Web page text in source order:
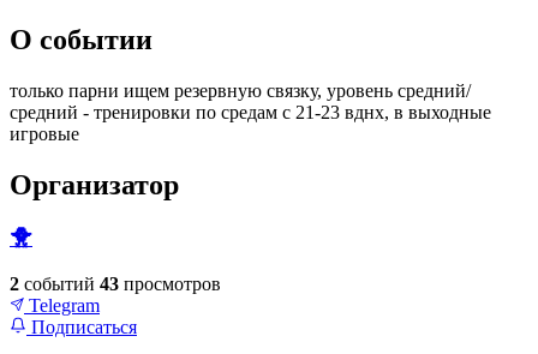
О событии
только парни ищем резервную связку, уровень средний/
средний - тренировки по средам с 21-23 вднх, в выходные
игровые
Организатор
🐥
2 событий 43 просмотров
Telegram
Подписаться